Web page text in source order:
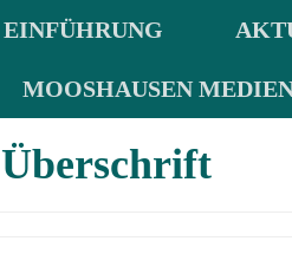
EINFÜHRUNG
MOOSHAUSEN
Überschrift